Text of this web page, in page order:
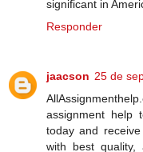
significant in
Responder
jaacson 25 de
assignment help
today and
with best quality,